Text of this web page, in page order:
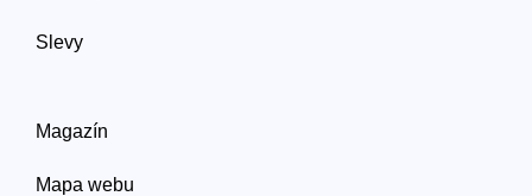
Slevy
Magazín
Mapa webu